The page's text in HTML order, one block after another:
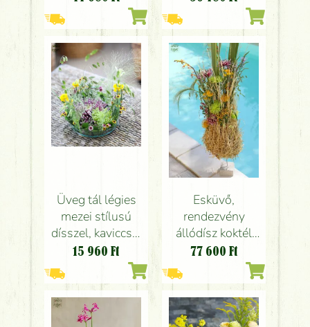
(rózsa, angol
rózsa,
leucospermum,
szegfű, sárga,
narancs,
levenfula,
rózsaszín)
rózsa, flamingó
virág, hortenzia,
kála, protea,
narancs,
rózsaszín, sárga)
Üveg tál légies
mezei stílusú
dísszel, kaviccsal
(20cm, lila, sárga,
krizi, santini)
15 960 Ft
Esküvő,
rendezvény
állódísz koktél
hangulatban (lila,
santini,
leucospermum,
szezonvirágok)
77 600 Ft